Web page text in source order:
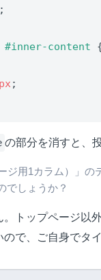
#inner-content
;
の部分を消すと、
ジ用1カラム）」
でしょうか？
トップページ以
で、ご自身でタ